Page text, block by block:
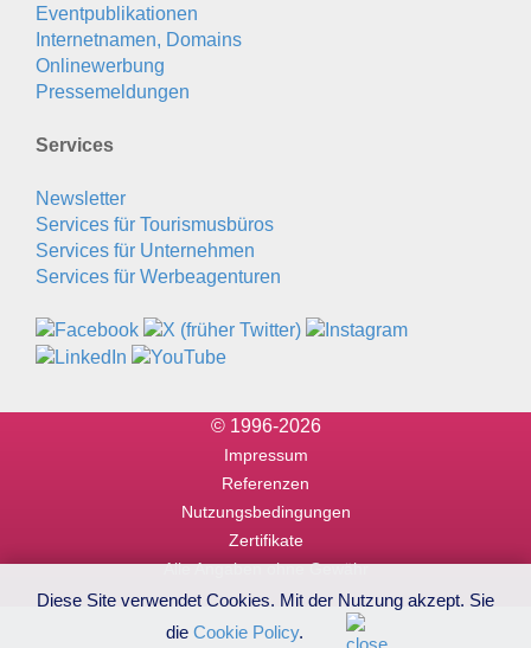
Eventpublikationen
Internetnamen, Domains
Onlinewerbung
Pressemeldungen
Services
Newsletter
Services für Tourismusbüros
Services für Unternehmen
Services für Werbeagenturen
© 1996-2026
Impressum
Referenzen
Nutzungsbedingungen
Zertifikate
Alle Angaben ohne Gewähr
Diese Site verwendet Cookies. Mit der Nutzung akzept. Sie
die Cookie Policy.